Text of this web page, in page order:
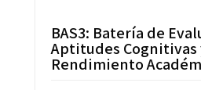
BAS3: Batería de
Aptitudes Cognitivas
Rendimiento